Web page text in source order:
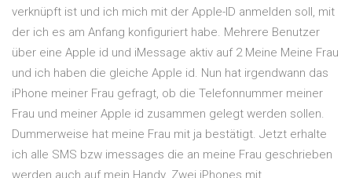
verknüpft ist und ich mich mit der Apple-ID anmelden soll, mit
der ich es am Anfang konfiguriert habe. Mehrere Benutzer
über eine Apple id und iMessage aktiv auf 2 Meine Meine Frau
und ich haben die gleiche Apple id. Nun hat irgendwann das
iPhone meiner Frau gefragt, ob die Telefonnummer meiner
Frau und meiner Apple id zusammen gelegt werden sollen.
Dummerweise hat meine Frau mit ja bestätigt. Jetzt erhalte
ich alle SMS bzw imessages die an meine Frau geschrieben